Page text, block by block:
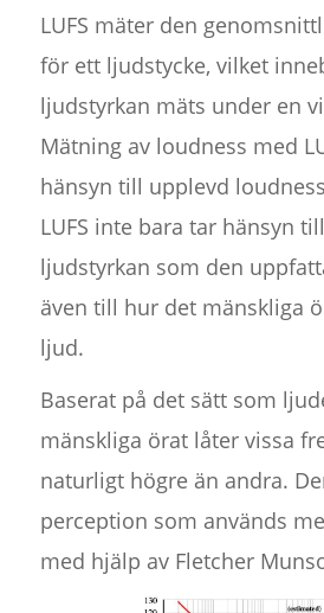
LUFS mäter den
för ett ljudstycke, vilket
ljudstyrkan mäts under en
Mätning av loudness med
hänsyn till upplevd
LUFS inte bara tar hänsyn
ljudstyrkan som den
även till hur det mänskliga
ljud.
Baserat på det sätt som
mänskliga örat låter vissa
naturligt högre än andra.
perception som används
med hjälp av Fletcher